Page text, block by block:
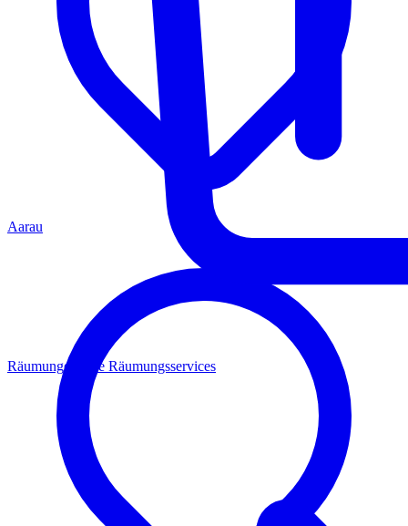
Räumungen Alle Räumungsservices
Aarau